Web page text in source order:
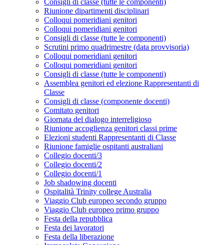
Consigli di classe (tutte le componenti)
Riunione dipartimenti disciplinari
Colloqui pomeridiani genitori
Colloqui pomeridiani genitori
Consigli di classe (tutte le componenti)
Scrutini primo quadrimestre (data provvisoria)
Colloqui pomeridiani genitori
Colloqui pomeridiani genitori
Consigli di classe (tutte le componenti)
Assemblea genitori ed elezione Rappresentanti di
Classe
Consigli di classe (componente docenti)
Comitato genitori
Giornata del dialogo interreligioso
Riunione accoglienza genitori classi prime
Elezioni studenti Rappresentanti di Classe
Riunione famiglie ospitanti australiani
Collegio docenti/3
Collegio docenti/2
Collegio docenti/1
Job shadowing docenti
Ospitalità Trinity college Australia
Viaggio Club europeo secondo gruppo
Viaggio Club europeo primo gruppo
Festa della repubblica
Festa dei lavoratori
Festa della liberazione